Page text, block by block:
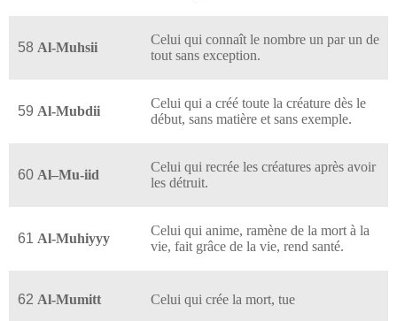
58 Al-Muhsii
Celui qui connaît le nombre un par un de
tout sans exception.
59 Al-Mubdii
Celui qui a créé toute la créature dès le
début, sans matière et sans exemple.
60 Al–Mu-iid
Celui qui recrée les créatures après avoir
les détruit.
61 Al-Muhiyyy
Celui qui anime, ramène de la mort à la
vie, fait grâce de la vie, rend santé.
62 Al-Mumitt Celui qui crée la mort, tue